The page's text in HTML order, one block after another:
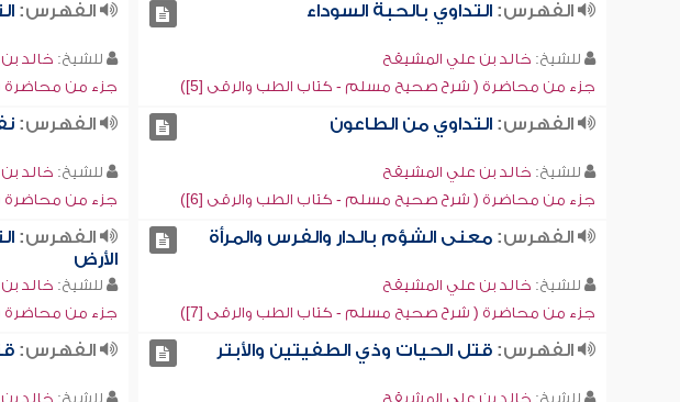
الفهرس:التداوي بالحبة السوداء
للشيخ: خالد بن علي المشيقح
جزء من محاضرة ( شرح صحيح مسلم - كتاب الطب والرقى [5])
الفهرس:
للشيخ: خالد
جزء من محاضرة
الفهرس:التداوي من الطاعون
للشيخ: خالد بن علي المشيقح
جزء من محاضرة ( شرح صحيح مسلم - كتاب الطب والرقى [6])
الفهرس:
للشيخ: خالد
جزء من محاضرة
الفهرس:معنى الشؤم بالدار والفرس والمرأة
للشيخ: خالد بن علي المشيقح
جزء من محاضرة ( شرح صحيح مسلم - كتاب الطب والرقى [7])
الفهرس:
الأرض
للشيخ: خالد
جزء من محاضرة
الفهرس:قتل الحيات وذي الطفيتين والأبتر
للشيخ: خالد بن علي المشيقح
الفهرس:
للشيخ: خالد